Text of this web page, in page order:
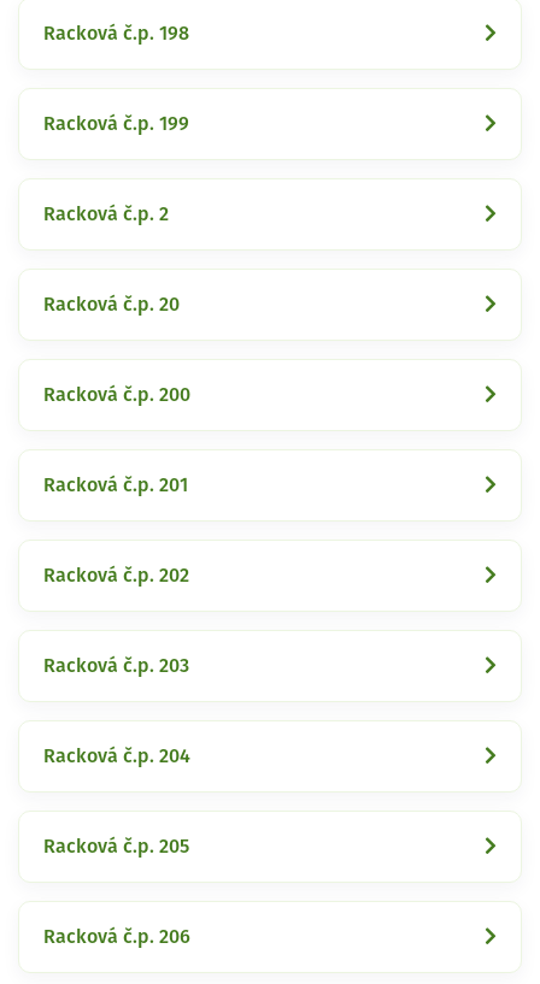
Racková č.p. 198
Racková č.p. 199
Racková č.p. 2
Racková č.p. 20
Racková č.p. 200
Racková č.p. 201
Racková č.p. 202
Racková č.p. 203
Racková č.p. 204
Racková č.p. 205
Racková č.p. 206